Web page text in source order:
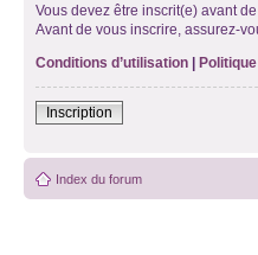
Vous devez être inscrit(e) avant
Avant de vous inscrire, assurez-
Conditions d’utilisation |
Inscription
Index du forum